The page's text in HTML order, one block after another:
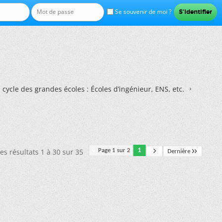
Se souvenir de moi ?
cycle des grandes écoles : Écoles d’ingénieur, ENS, etc.
Page 1 sur 2 1 Dernière
résultats 1 à 30 sur 35